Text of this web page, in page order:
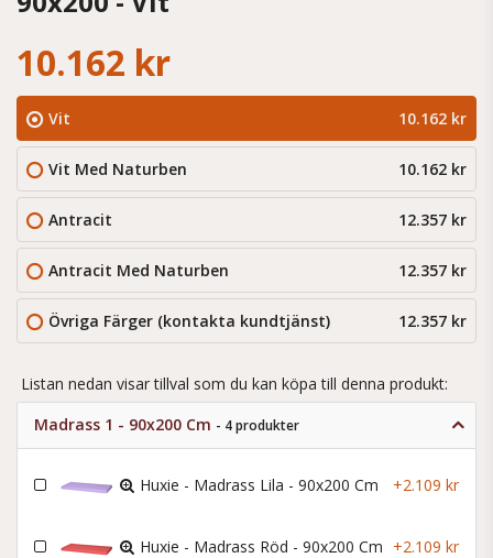
10.162 kr
Vit 10.162 kr
Vit Med Naturben 10.162 kr
Antracit 12.357 kr
Antracit Med Naturben 12.357 kr
Övriga Färger (kontakta kundtjänst) 12.357 kr
Listan nedan visar tillval som du kan köpa till denna produkt:
Madrass 1 - 90x200 Cm - 4 produkter
Huxie - Madrass Lila - 90x200 Cm +2.109 kr
Huxie - Madrass Röd - 90x200 Cm +2.109 kr